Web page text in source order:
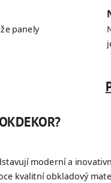
panely
moderní a
kvalitní obkladový